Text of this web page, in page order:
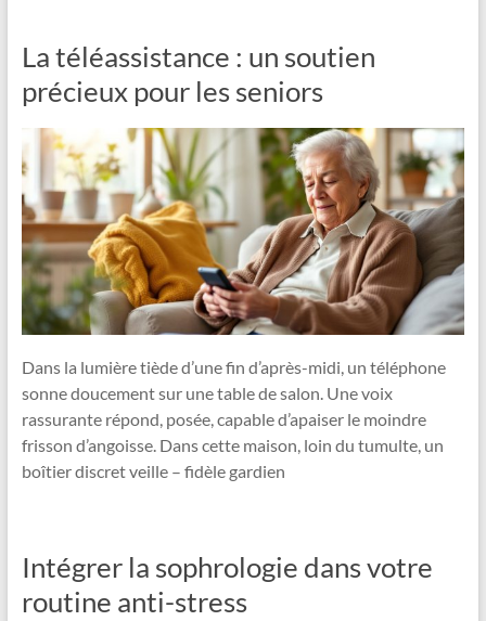
La téléassistance : un soutien
précieux pour les seniors
Dans la lumière tiède d’une fin d’après-midi, un téléphone
sonne doucement sur une table de salon. Une voix
rassurante répond, posée, capable d’apaiser le moindre
frisson d’angoisse. Dans cette maison, loin du tumulte, un
boîtier discret veille – fidèle gardien
Intégrer la sophrologie dans votre
routine anti-stress